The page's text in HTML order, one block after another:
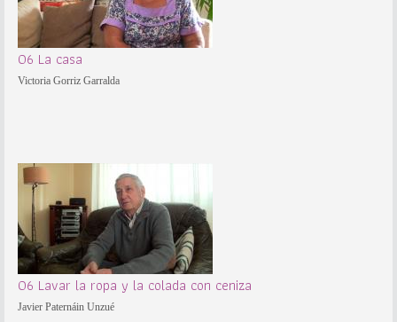
06 La casa
Victoria Gorriz Garralda
06 Lavar la ropa y la colada con ceniza
Javier Paternáin Unzué